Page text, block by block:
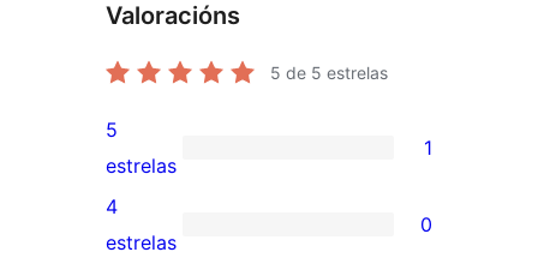
Valoracións
5 de 5 estrelas
1
valoración
de
5
estrelas
1
0
4
estrelas
0